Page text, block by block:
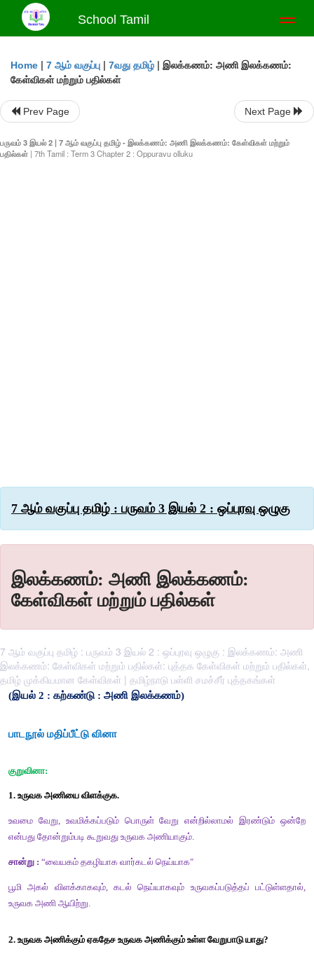
School Tamil
Home | 7 ஆம் வகுப்பு | 7வது தமிழ் | இலக்கணம்: அணி இலக்கணம்:
கேள்விகள் மற்றும் பதில்கள்
Prev Page Next Page
பருவம் 3 இயல் 2 | 7 ஆம் வகுப்பு தமிழ் - இலக்கணம்: அணி இலக்கணம்: கேள்விகள் மற்றும்
பதில்கள் | 7th Tamil : Term 3 Chapter 2 : Oppuravu olluku
7 ஆம் வகுப்பு தமிழ் : பருவம் 3 இயல் 2 : ஒப்புரவு ஒழுகு
இலக்கணம்: அணி இலக்கணம்:
கேள்விகள் மற்றும் பதில்கள்
7 ஆம் வகுப்பு தமிழ் : பருவம் 3 இயல் 2 : ஒப்புரவு ஒழுகு : இலக்கணம்: அணி
இலக்கணம்: கேள்விகள் மற்றும் பதில்கள்: புத்தக கேள்விகள் மற்றும் பதில்கள்,
தமிழ் முக்கியமான கேள்விகள் | தமிழ்நாடு பள்ளி சமச்சீர் புத்தகங்கள்
(இயல் 2 : கற்கண்டு : அணி இலக்கணம்)